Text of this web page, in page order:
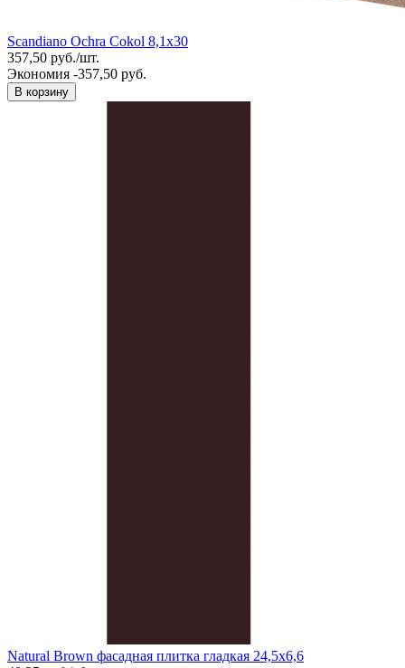
Scandiano Ochra Cokol 8,1x30
357,50 руб./шт.
Экономия -357,50 руб.
В корзину
Natural Brown фасадная плитка гладкая 24,5x6,6